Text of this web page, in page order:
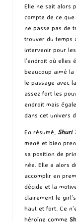
Elle ne sait alors
compte de ce
ne passe pas de
trouver du temps
intervenir pour
l’endroit où elles
beaucoup aimé
le passage avec
assez fort les
endroit mais
dans cet univers
En résumé, Shuri
mené et bien
sa position de
née. Elle a alors
accomplir en
décide et la
clairement le
haut et fort. Ce
héroïne comme